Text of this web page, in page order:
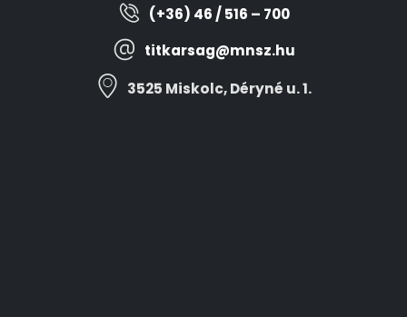
(+36) 46 / 516 – 700
titkarsag@mnsz.hu
3525 Miskolc, Déryné u. 1.